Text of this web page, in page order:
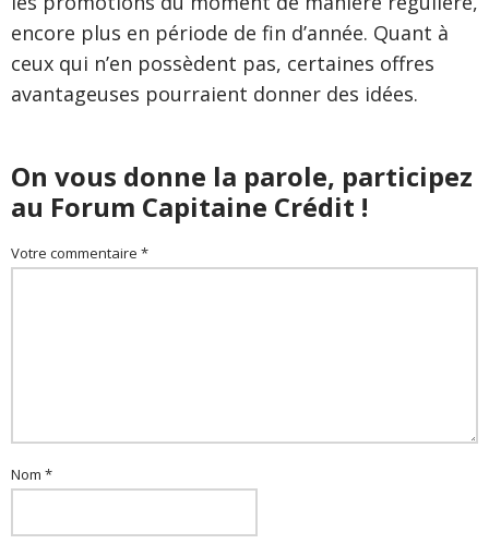
encore plus en période de fin d’année. Quant à
ceux qui n’en possèdent pas, certaines offres
avantageuses pourraient donner des idées.
On vous donne la parole, participez
au Forum Capitaine Crédit !
Votre commentaire *
Nom *